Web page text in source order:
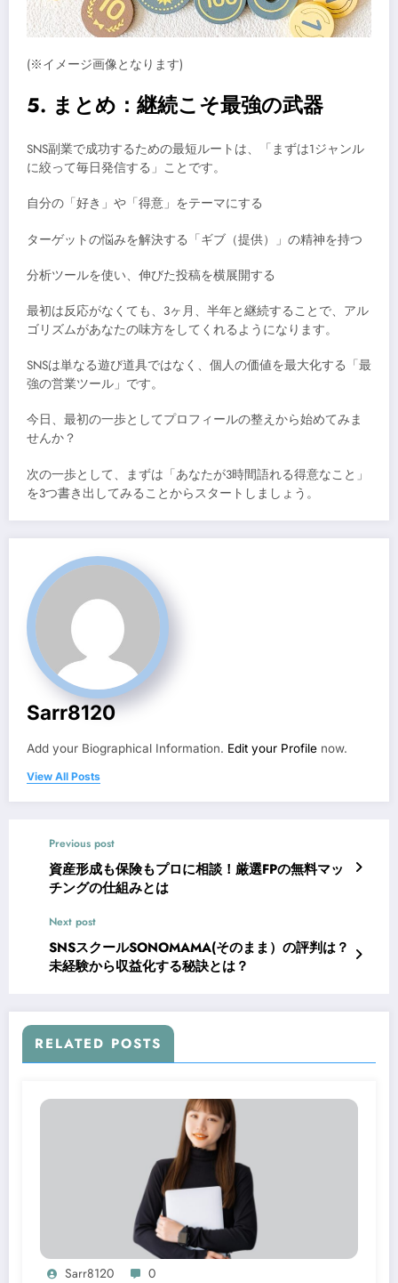
(※イメージ画像となります)
5. まとめ：継続こそ最強の武器
SNS副業で成功するための最短ルートは、「まずは1ジャンル
に絞って毎日発信する」ことです。
自分の「好き」や「得意」をテーマにする
ターゲットの悩みを解決する「ギブ（提供）」の精神を持つ
分析ツールを使い、伸びた投稿を横展開する
最初は反応がなくても、3ヶ月、半年と継続することで、アル
ゴリズムがあなたの味方をしてくれるようになります。
SNSは単なる遊び道具ではなく、個人の価値を最大化する「最
強の営業ツール」です。
今日、最初の一歩としてプロフィールの整えから始めてみま
せんか？
次の一歩として、まずは「あなたが3時間語れる得意なこと」
を3つ書き出してみることからスタートしましょう。
Sarr8120
Add your Biographical Information. Edit your Profile now.
View All Posts
Previous post
資産形成も保険もプロに相談！厳選FPの無料マッ
チングの仕組みとは
Next post
SNSスクールSONOMAMA(そのまま）の評判は？
未経験から収益化する秘訣とは？
RELATED POSTS
Sarr8120 0